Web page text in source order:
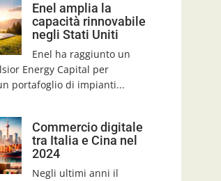
Enel amplia la
capacità rinnovabile
negli Stati Uniti
Enel ha raggiunto un
Energy Capital per
portafoglio di impianti...
Commercio digitale
tra Italia e Cina nel
2024
Negli ultimi anni il